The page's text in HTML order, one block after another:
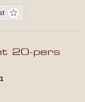
20-pers